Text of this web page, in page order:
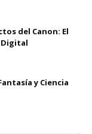
del Canon: El
Digital
y Ciencia